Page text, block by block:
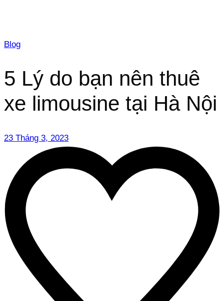
Blog
5 Lý do bạn nên thuê
xe limousine tại Hà Nội
23 Tháng 3, 2023